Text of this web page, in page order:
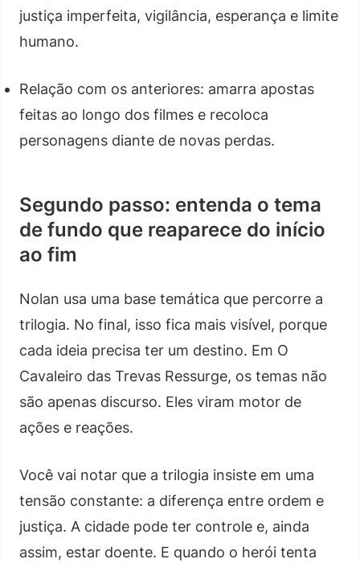
justiça imperfeita, vigilância, esperança e limite
humano.
Relação com os anteriores: amarra apostas
feitas ao longo dos filmes e recoloca
personagens diante de novas perdas.
Segundo passo: entenda o tema
de fundo que reaparece do início
ao fim
Nolan usa uma base temática que percorre a
trilogia. No final, isso fica mais visível, porque
cada ideia precisa ter um destino. Em O
Cavaleiro das Trevas Ressurge, os temas não
são apenas discurso. Eles viram motor de
ações e reações.
Você vai notar que a trilogia insiste em uma
tensão constante: a diferença entre ordem e
justiça. A cidade pode ter controle e, ainda
assim, estar doente. E quando o herói tenta